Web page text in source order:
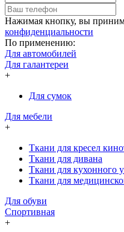
Нажимая кнопку, вы
конфиденциальности
По применению:
Для автомобилей
Для галантереи
+
Для сумок
Для мебели
+
Ткани для кресел
Ткани для дивана
Ткани для кухонного
Ткани для
Для обуви
Спортивная
+